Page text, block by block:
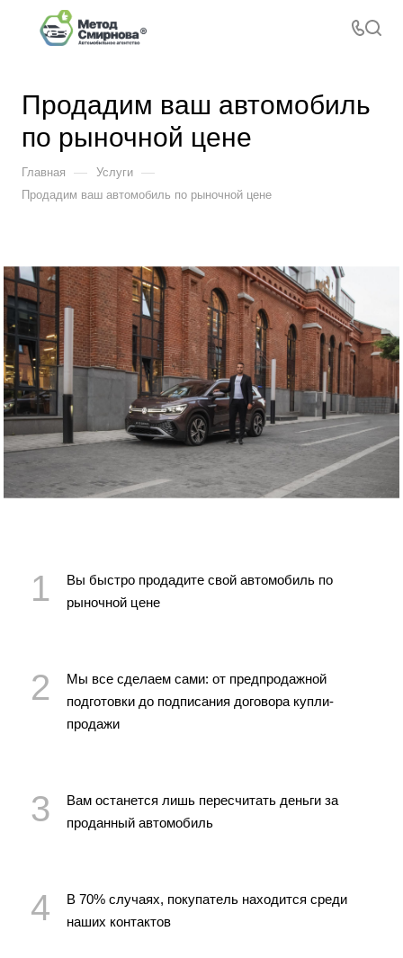
Продадим ваш автомобиль
по рыночной цене
Главная — Услуги —
Продадим ваш автомобиль по рыночной цене
Вы быстро продадите свой автомобиль по
рыночной цене
Мы все сделаем сами: от предпродажной
подготовки до подписания договора купли-
продажи
Вам останется лишь пересчитать деньги за
проданный автомобиль
В 70% случаях, покупатель находится среди
наших контактов